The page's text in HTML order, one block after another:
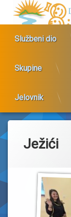
Preskoči
sadržaj
Službeni dio
Skupine
Jelovnik
Ježići